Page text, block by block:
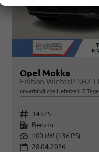
Opel Mokka
unverbindliche Lieferzeit: 7 Tage
Fahrzeugnr. 34375
Kraftstoff Benzin
Leistung 100 kW (136 PS)
28.04.2026